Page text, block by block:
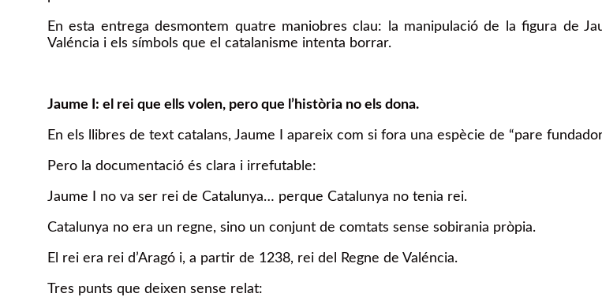
En esta entrega desmontem quatre maniobres clau: la manipulació de la figura de
Valéncia i els símbols que el catalanisme intenta borrar.
Jaume I: el rei que ells volen, pero que l’història no els dona.
En els llibres de text catalans, Jaume I apareix com si fora una espècie de “pare
Pero la documentació és clara i irrefutable:
Jaume I no va ser rei de Catalunya… perque Catalunya no tenia rei.
Catalunya no era un regne, sino un conjunt de comtats sense sobirania pròpia.
El rei era rei d’Aragó i, a partir de 1238, rei del Regne de Valéncia.
Tres punts que deixen sense relat: